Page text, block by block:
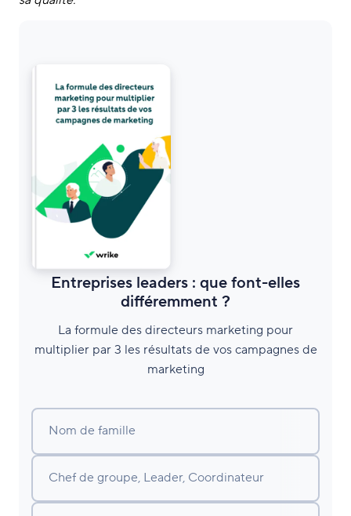
Entreprises leaders : que font-elles
différemment ?
La formule des directeurs marketing pour
multiplier par 3 les résultats de vos campagnes de
marketing
Nom de famille
Chef de groupe, Leader, Coordinateur